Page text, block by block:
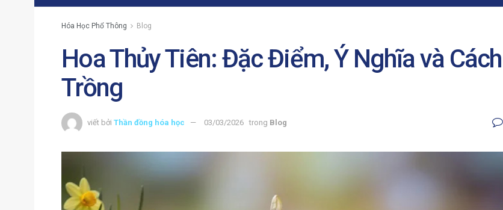
Hóa Học Phổ Thông Blog
Hoa Thủy Tiên: Đặc Điểm, Ý Nghĩa và Cách
Trồng
viết bởi Thần đồng hóa học 03/03/2026 trong Blog